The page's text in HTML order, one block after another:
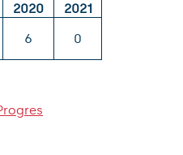
2020
2021
6 0